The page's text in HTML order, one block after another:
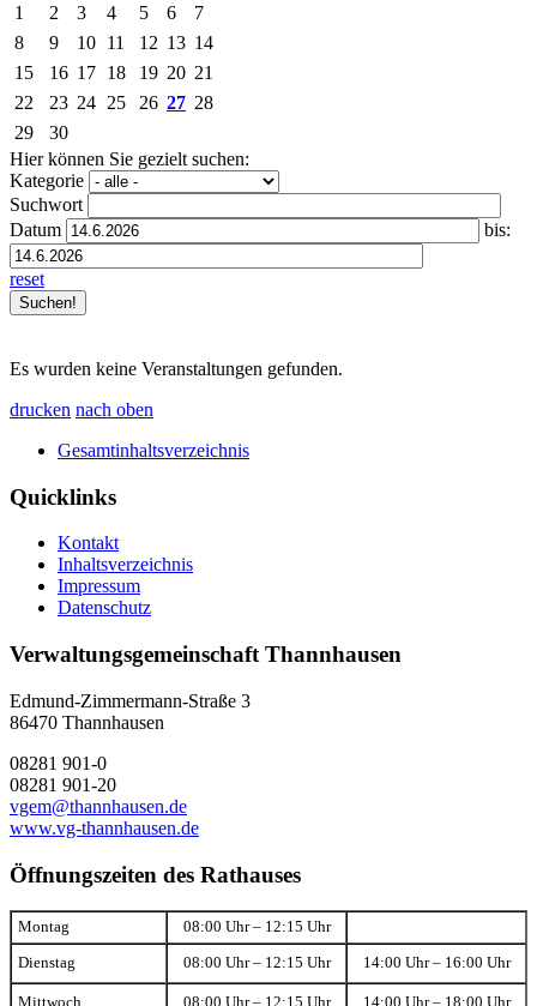
1
2 3 4 5 6
7
8
9 10 11 12 13 14
15
16 17 18 19 20 21
22
23 24 25 26 27 28
29
30
Hier können Sie gezielt suchen:
Kategorie
Suchwort
Datum
bis:
reset
Es wurden keine Veranstaltungen gefunden.
drucken nach oben
Gesamtinhaltsverzeichnis
Quicklinks
Kontakt
Inhaltsverzeichnis
Impressum
Datenschutz
Verwaltungsgemeinschaft Thannhausen
Edmund-Zimmermann-Straße 3
86470 Thannhausen
08281 901-0
08281 901-20
vgem@thannhausen.de
www.vg-thannhausen.de
Öffnungszeiten des Rathauses
Montag 08:00 Uhr – 12:15 Uhr
Dienstag 08:00 Uhr – 12:15 Uhr 14:00 Uhr – 16:00 Uhr